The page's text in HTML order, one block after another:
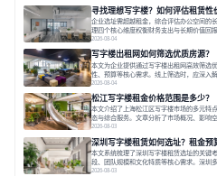
长，推动市场向多元化、高性价比方向发展
一现象引发了的广泛关注。作为西部重要
寻找理想写字楼？如何评估租赁性
企业选址需超越租金，综合评估办公空间的
理四个核心维度权衡财务支出与长期价值回
套服务及社群资源赋能业务增长，实现成本
言，寻找一处合适的办公空间是一项至关重
更直接影响着企业的品牌形象、运营成本
2026-08-04
写字楼出租网如何筛选优质房源？
本文为企业提供通过写字楼出租网高效筛选
性、预算等核心需求。线上筛选时，应深入
区产业生态与交通区位价值。同时，需考察
进行线下实地验证，核对空间实景、测试设
数字化时代，写字楼出租网已成为企业寻找
2026-08-04
松江写字楼租金价格范围是多少？
本文介绍了上海松江区写字楼市场的多元特
态与综合服务。文章分析了市场概况、影响
空间。之后，以德必集团为例，说明运营方
求与长期价值，选择匹配的发展载体。对于
解该区域的写字楼市场概况是决策的首先
2026-08-03
深圳写字楼租赁如何选址？租金预
本文系统梳理了深圳写字楼租赁选址的关键
段、团队规模和文化特质等核心需求。深圳
新活力强，前海具政策优势。除传统写字楼
2026-08-03